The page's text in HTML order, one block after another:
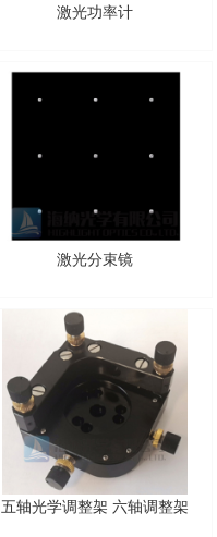
激光功率计
激光分束镜
五轴光学调整架 六轴调整架